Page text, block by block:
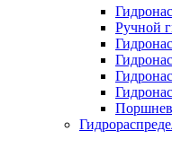
Ручной